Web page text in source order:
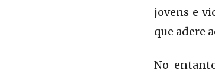
jovens e
que adere
No